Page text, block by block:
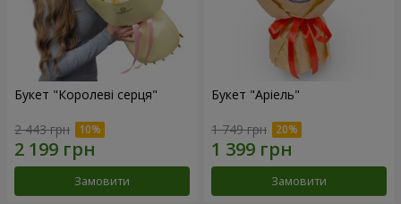
Букет "Королеві серця"
2 443 грн
Замовити
Букет "Аріель"
1 749 грн
Замовити